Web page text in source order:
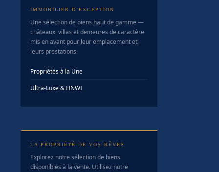
IMMOBILIER D’EXCEPTION
Une sélection de biens haut de gamme —
châteaux, villas et demeures de caractère
mis en avant pour leur emplacement et
leurs prestations.
Propriétés à la Une
Ultra-Luxe & HNWI
LA PROPRIÉTÉ DE VOS RÊVES
Explorez notre sélection de biens
disponibles à la vente. Utilisez notre